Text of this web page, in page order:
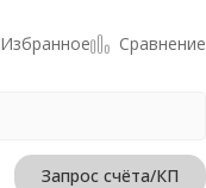
Избранное Сравнение
Запрос счёта/КП